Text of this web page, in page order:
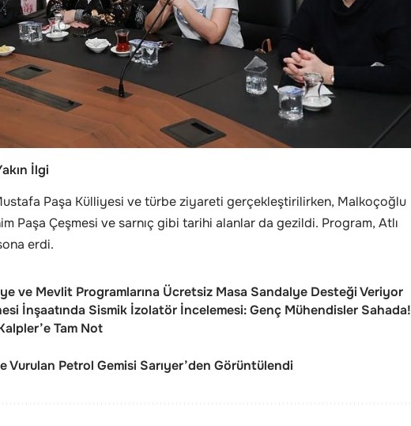
İlgi
Paşa Külliyesi ve türbe ziyareti gerçekleştirilirken, Malkoçoğlu
Paşa Çeşmesi ve sarnıç gibi tarihi alanlar da gezildi. Program, Atlı
erdi.
ve Mevlit Programlarına Ücretsiz Masa Sandalye Desteği Veriyor
İnşaatında Sismik İzolatör İncelemesi: Genç Mühendisler Sahada!
Tam Not
Vurulan Petrol Gemisi Sarıyer’den Görüntülendi